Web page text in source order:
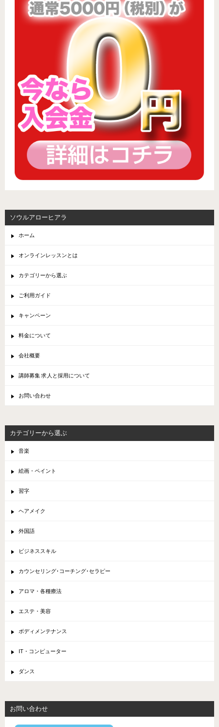
ソウルアローヒアラ
ホーム
オンラインレッスンとは
カテゴリーから選ぶ
ご利用ガイド
キャンペーン
料金について
会社概要
講師募集 求人と採用について
お問い合わせ
カテゴリーから選ぶ
音楽
絵画・ペイント
習字
ヘアメイク
外国語
ビジネススキル
カウンセリング･コーチング･セラピー
アロマ・各種療法
エステ・美容
ボディメンテナンス
IT・コンピューター
ダンス
お問い合わせ